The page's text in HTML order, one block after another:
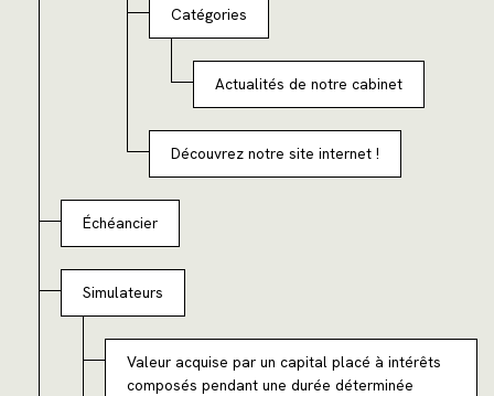
Catégories
Actualités de notre cabinet
Découvrez notre site internet !
Échéancier
Simulateurs
Valeur acquise par un capital placé à intérêts
composés pendant une durée déterminée